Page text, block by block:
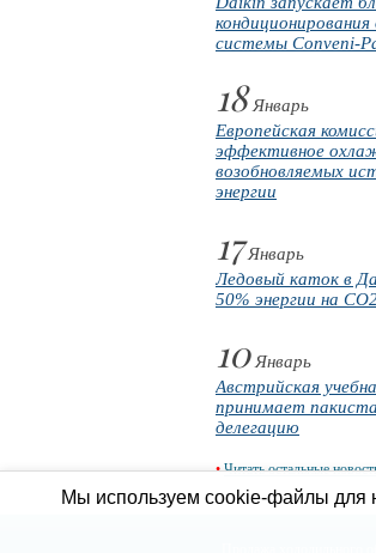
кондиционирования
системы Conveni-
18Январь
Европейская
эффективное
возобновляемых
энергии
17Январь
Ледовый каток в
50% энергии на
10Январь
Австрийская
принимает
делегацию
• Читать остальные
Мы используем cookie-файлы для